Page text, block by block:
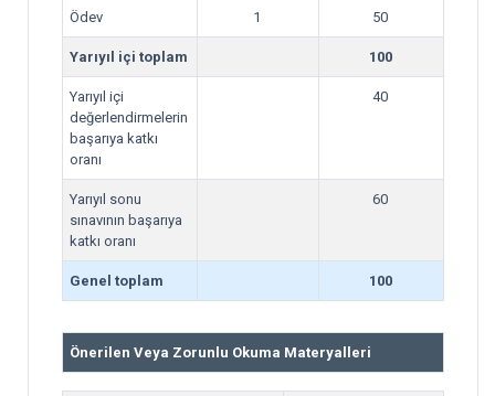
Ödev 1 50
Yarıyıl içi toplam 100
Yarıyıl içi
değerlendirmelerin
başarıya katkı
oranı
40
Yarıyıl sonu
sınavının başarıya
katkı oranı
60
Genel toplam 100
Önerilen Veya Zorunlu Okuma Materyalleri